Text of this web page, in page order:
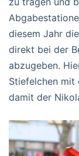
diesem Jahr
direkt bei der
abzugeben.
Stiefelchen mit
damit der